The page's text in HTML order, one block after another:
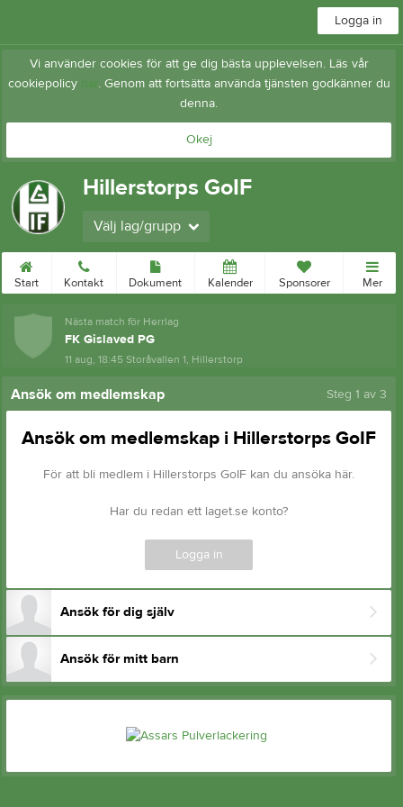
Logga in
Vi använder cookies för att ge dig bästa upplevelsen. Läs vår
cookiepolicy här. Genom att fortsätta använda tjänsten godkänner du
denna.
Okej
Hillerstorps GoIF
Välj lag/grupp
Start Kontakt Dokument Kalender Sponsorer Mer
Nästa match för Herrlag
FK Gislaved PG
11 aug, 18:45Storåvallen 1, Hillerstorp
Ansök om medlemskap Steg 1 av 3
Ansök om medlemskap i Hillerstorps GoIF
För att bli medlem i Hillerstorps GoIF kan du ansöka här.
Har du redan ett laget.se konto?
Logga in
Ansök för dig själv
Ansök för mitt barn